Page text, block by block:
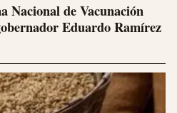
Nacional de Vacunación
Eduardo Ramírez